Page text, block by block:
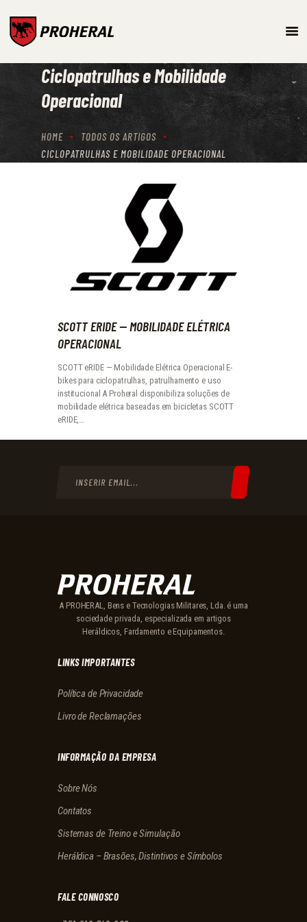
Ciclopatrulhas e Mobilidade
Operacional
HOME
TODOS OS ARTIGOS
CICLOPATRULHAS E MOBILIDADE OPERACIONAL
SISTEMAS DE TREINO E
SIMULAÇÃO
PROTEÇÃO BALÍSTICA
PRODUTOS
SCOTT ERIDE — MOBILIDADE ELÉTRICA
OPERACIONAL
SCOTT eRIDE — Mobilidade Elétrica Operacional E-
bikes para ciclopatrulhas, patrulhamento e uso
institucional A Proheral disponibiliza soluções de
mobilidade elétrica baseadas em bicicletas SCOTT
eRIDE,…
A PROHERAL, Bens e Tecnologias Militares, Lda. é uma
sociedade privada, especializada em artigos
Heráldicos, Fardamento e Equipamentos.
LINKS IMPORTANTES
Política de Privacidade
Livro de Reclamações
INFORMAÇÃO DA EMPRESA
Sobre Nós
Contatos
Sistemas de Treino e Simulação
Heráldica – Brasões, Distintivos e Símbolos
FALE CONNOSCO